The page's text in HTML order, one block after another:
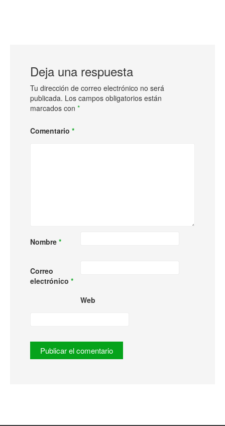
Deja una respuesta
Tu dirección de correo electrónico no será
publicada. Los campos obligatorios están
marcados con *
Comentario *
Nombre *
Correo
electrónico *
Web